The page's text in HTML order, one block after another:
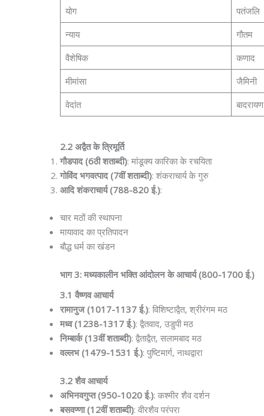
योग
पतंजलि
न्याय
गौतम
वैशेषिक
कणाद
मीमांसा
जैमिनी
वेदांत
बादरायण
2.2 अद्वैत के त्रिमूर्ति
गौडपाद (6ठी शताब्दी): मांडूक्य कारिका के रचयिता
गोविंद भगवत्पाद (7वीं शताब्दी): शंकराचार्य के गुरु
आदि शंकराचार्य (788-820 ई.):
चार मठों की स्थापना
मायावाद का प्रतिपादन
बौद्ध धर्म का खंडन
भाग 3: मध्यकालीन भक्ति आंदोलन के आचार्य (800-1700 ई.)
3.1 वैष्णव आचार्य
रामानुज (1017-1137 ई.): विशिष्टाद्वैत, श्रीरंगम मठ
मध्व (1238-1317 ई.): द्वैतवाद, उडुपी मठ
निम्बार्क (13वीं शताब्दी): द्वैताद्वैत, सलामबाद मठ
वल्लभ (1479-1531 ई.): पुष्टिमार्ग, नाथद्वारा
3.2 शैव आचार्य
अभिनवगुप्त (950-1020 ई.): कश्मीर शैव दर्शन
बसवण्णा (12वीं शताब्दी): वीरशैव परंपरा